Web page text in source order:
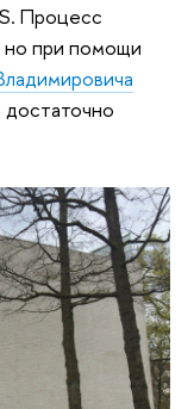
Процесс
но при помощи